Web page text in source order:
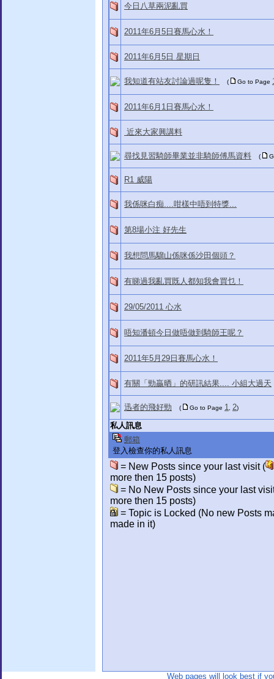
今日八草兩泥亂買
2011年6月5日賽馬心水！
2011年6月5日 星期日
我知道有站友討論過呢隻！ ( Go to Page
2011年6月1日賽馬心水！
近來大家興講料
尋找見習騎師畢業並非騎師傅馬資料 (
R1 威陽
我係咪白痴....咁樣中唔到特獎...
第8場小注 好先生
我想問馬騮山係咪係沙田個頭？
有睇過我亂買既人都知我會買乜！
29/05/2011 心水
唔知潘頓今日做唔做到騎師王呢？
2011年5月29日賽馬心水！
有關「勁贏晒」的研訊結果.... 小組大過天
迅者的飛好勁 ( Go to Page 1 2)
私人訊息
郵箱
登入檢查你的私人訊息
= New Posts since your last visit (
more then 15 posts)
= No New Posts since your last
more then 15 posts)
= Topic is Locked (No new Posts
made in it)
Web pages will look best if